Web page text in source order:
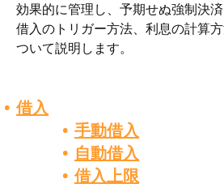
効果的に管理し、予期せぬ強制決済
借入のトリガー方法、利息の計算
ついて説明します。
借入
手動借入
自動借入
借入上限